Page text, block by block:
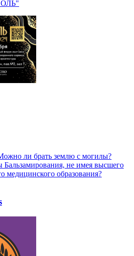
ли брать землю с могилы?
не имея высшего
медицинского образования?